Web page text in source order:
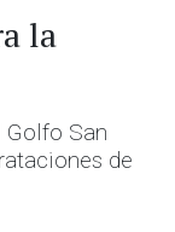
la
Golfo San
de